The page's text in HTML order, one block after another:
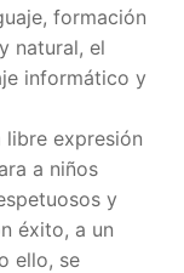
formación
natural, el
informático y
expresión
a niños
y
éxito, a un
ello, se